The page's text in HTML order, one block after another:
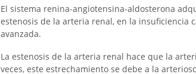
El sistema renina-angiotensina-aldosterona
estenosis de la arteria renal, en la insuficiencia
avanzada.
La estenosis de la arteria renal hace que la
veces, este estrechamiento se debe a la